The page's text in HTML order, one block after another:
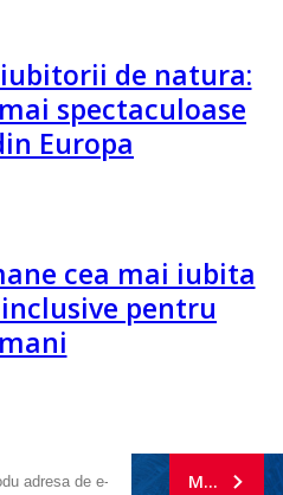
de natura:
spectaculoase
Europa
cea mai iubita
pentru
MA